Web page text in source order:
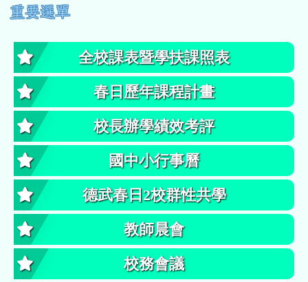
左邊區域內容
重要選單
全校課表暨學扶課照表
春日歷年課程計畫
校長辦學績效考評
國中小行事曆
德武春日2校群性共學
教師晨會
校務會議